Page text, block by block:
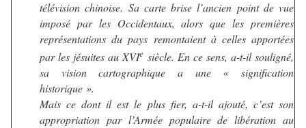
télévision chinoise. Sa carte brise l’ancien point de vue
imposé par les Occidentaux, alors que les premières
représentations du pays remontaient à celles apportées
par les jésuites au XVIe siècle. En ce sens, a-t-il souligné,
sa vision cartographique a une « signification
historique ».
Mais ce dont il est le plus fier, a-t-il ajouté, c’est son
appropriation par l’Armée populaire de libération au